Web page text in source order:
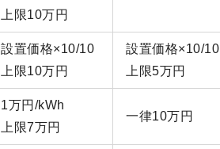
上限10万円
設置価格×10/10
上限10万円
設置価格×10/10
上限5万円
1万円/kWh
上限7万円
一律10万円